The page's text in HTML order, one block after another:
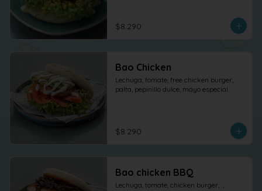
$8.290
Bao Chicken
Lechuga, tomate, free chicken burger,
palta, pepinillo dulce, mayo especial.
$8.290
Bao chicken BBQ
Lechuga, tomate, chicken burger,  ,